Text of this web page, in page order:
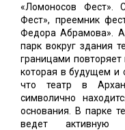
«Ломоносов Фест».
Фест», преемник
Федора Абрамова».
парк вокруг здания
границами
которая в будущем и
что театр в
символично
основания. В парке
ведет